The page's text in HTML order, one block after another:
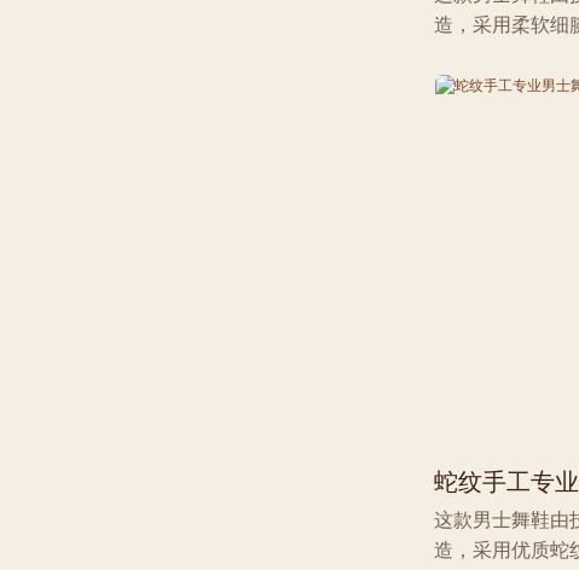
舞、现代舞
造，采用柔软细
低跟设计完美贴
蛇纹手工专
这款男士舞鞋由
造，采用优质蛇